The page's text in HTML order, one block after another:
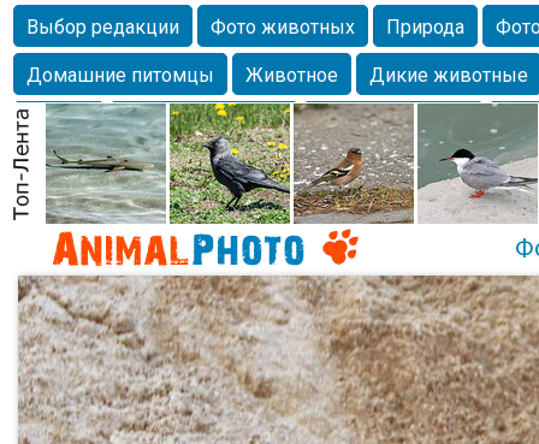
Выбор редакции Фото животных Природа
Домашние питомцы
Животное
Дикие животные
Собаки
Alexanderandronik Млекопитающие
Морда
Собачка Осень Портрет
Домашние
Насекомое
Коты Lebert Дикие птицы Утка